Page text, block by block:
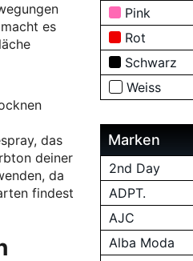
es
das
deiner
da
findest
Pink
Rot
Schwarz
Weiss
Marken
2nd Day
ADPT.
AJC
Alba Moda